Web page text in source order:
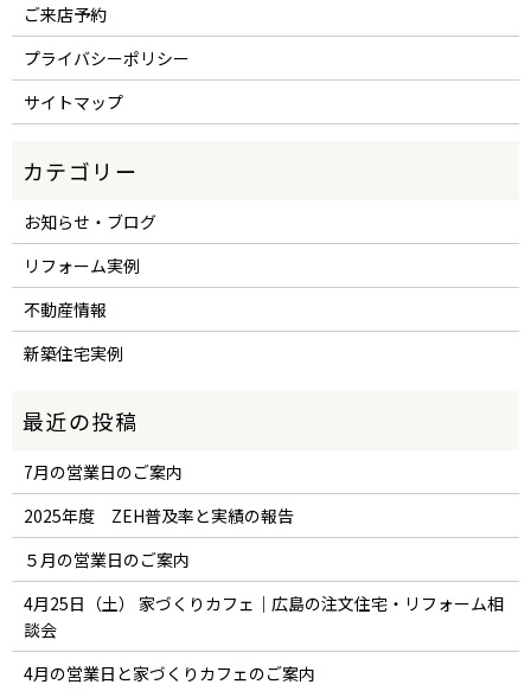
ご来店予約
プライバシーポリシー
サイトマップ
お知らせ・ブログ
リフォーム実例
不動産情報
新築住宅実例
7月の営業日のご案内
2025年度 ZEH普及率と実績の報告
５月の営業日のご案内
4月25日（土） 家づくりカフェ｜広島の注文住宅・リフォーム相
談会
4月の営業日と家づくりカフェのご案内